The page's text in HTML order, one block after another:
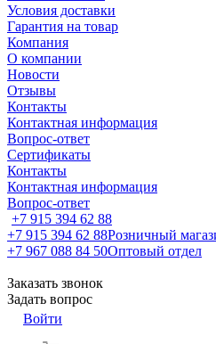
Условия доставки
Гарантия на товар
Компания
О компании
Новости
Отзывы
Контакты
Контактная информация
Вопрос-ответ
Сертификаты
Контакты
Контактная информация
Вопрос-ответ
+7 915 394 62 88
+7 915 394 62 88Розничный
+7 967 088 84 50Оптовый отдел
Заказать звонок
Задать вопрос
Войти